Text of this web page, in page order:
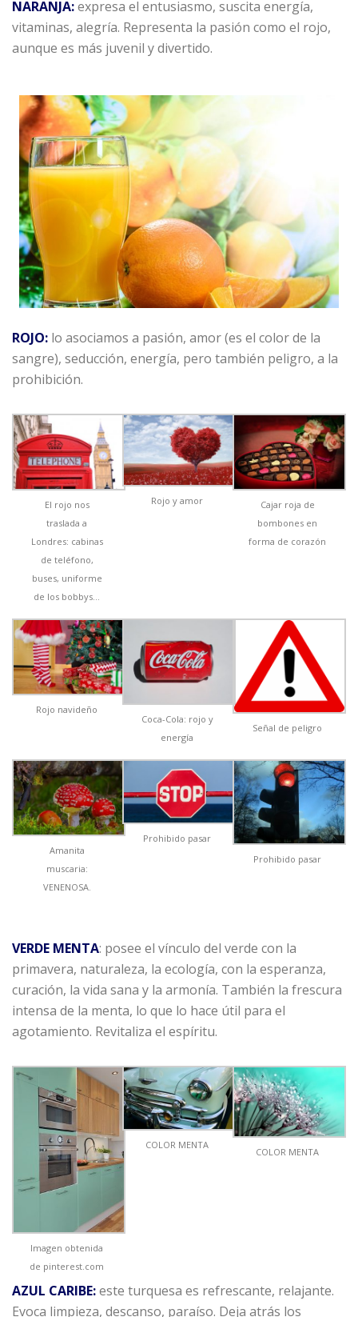
NARANJA:expresa el entusiasmo, suscita energía,
vitaminas, alegría. Representa la pasión como el rojo,
aunque es más juvenil y divertido.
ROJO: lo asociamos a pasión, amor (es el color de la
sangre), seducción, energía, pero también peligro, a la
prohibición.
El rojo nos
traslada a
Londres: cabinas
de teléfono,
buses, uniforme
de los bobbys…
Rojo y amor
Cajar roja de
bombones en
forma de corazón
Rojo navideño
Coca-Cola: rojo y
energía
Señal de peligro
Amanita
muscaria:
VENENOSA.
Prohibido pasar
Prohibido pasar
VERDE MENTA: posee el vínculo del verde con la
primavera, naturaleza, la ecología, con la esperanza,
curación, la vida sana y la armonía. También la frescura
intensa de la menta, lo que lo hace útil para el
agotamiento. Revitaliza el espíritu.
Imagen obtenida
de pinterest.com
COLOR MENTA
COLOR MENTA
AZUL CARIBE:este turquesa es refrescante, relajante.
Evoca limpieza, descanso, paraíso. Deja atrás los